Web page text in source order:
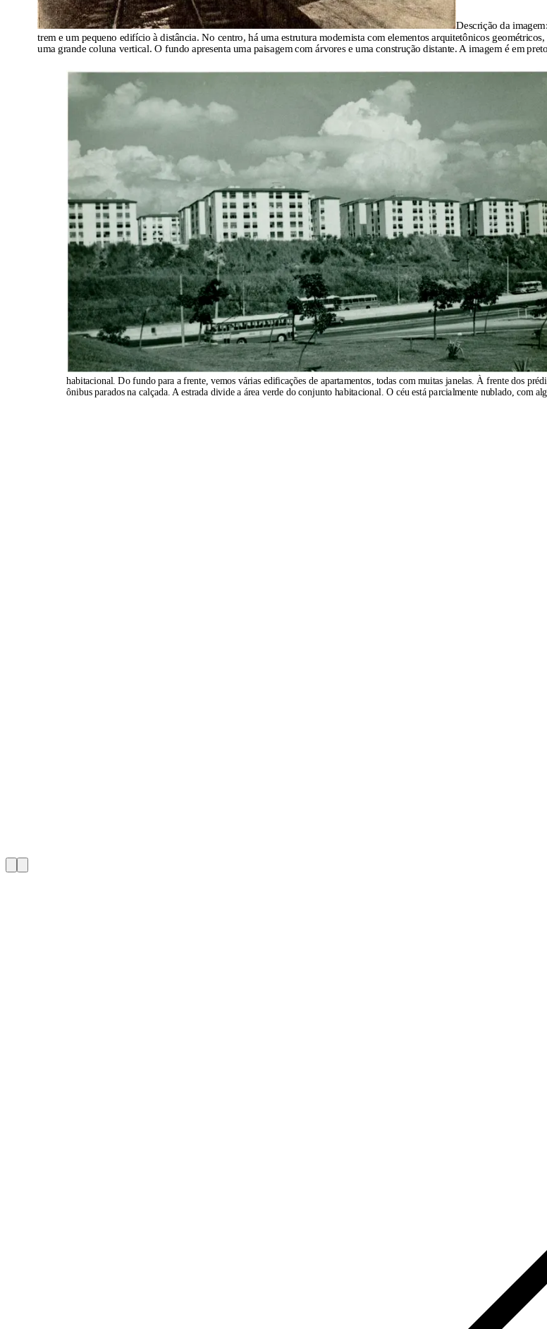
Descrição da
trem e um pequeno edifício à distância. No centro, há uma estrutura modernista com elementos arquitetônicos
uma grande coluna vertical. O fundo apresenta uma paisagem com árvores e uma construção distante. A imagem é em
habitacional. Do fundo para a frente, vemos várias edificações de apartamentos, todas com muitas janelas. À frente dos
ônibus parados na calçada. A estrada divide a área verde do conjunto habitacional. O céu está parcialmente nublado, com